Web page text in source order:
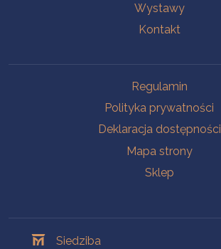
Wystawy
Kontakt
Regulamin
Polityka prywatności
Deklaracja dostępności
Mapa strony
Sklep
Siedziba